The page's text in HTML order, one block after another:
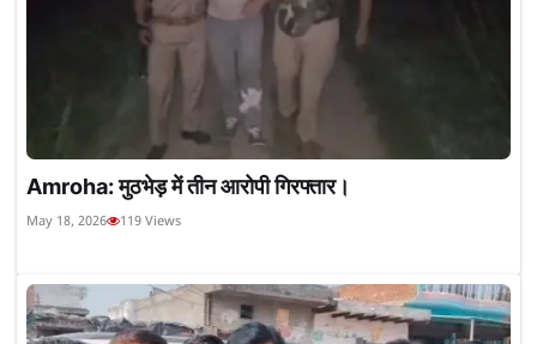
Amroha: मुठभेड़ में तीन आरोपी गिरफ्तार।
May 18, 2026 119 Views